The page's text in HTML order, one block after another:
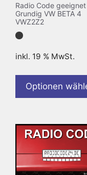
Radio Code
Grundig VW BETA 4
VWZ2Z2
inkl. 19 % MwSt.
Optionen